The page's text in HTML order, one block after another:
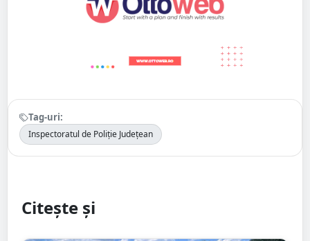
Tag-uri:
Inspectoratul de Poliție Județean
Citește și